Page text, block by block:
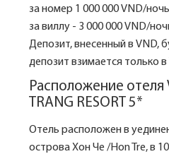
за номер 1 000 000 VND/
за виллу - 3 000 000 VND/
Депозит, внесенный в VND,
депозит взимается только в
Расположение отеля
TRANG RESORT 5*
Отель расположен в
острова Хон Че /Hon Tre, в